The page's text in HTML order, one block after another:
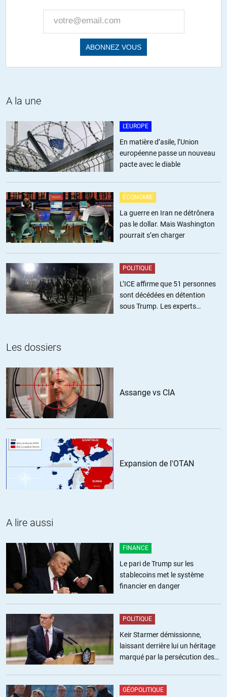
A la une
L'EUROPE
En matière d’asile, l’Union
européenne passe un nouveau
pacte avec le diable
ÉCONOMIE
La guerre en Iran ne détrônera
pas le dollar. Mais Washington
pourrait s’en charger
POLITIQUE
L’ICE affirme que 51 personnes
sont décédées en détention
sous Trump. Les experts
Les dossiers
Assange vs CIA
Expansion de l'OTAN
A lire aussi
FINANCE
Le pari de Trump sur les
stablecoins met le système
financier en danger
POLITIQUE
Keir Starmer démissionne,
laissant derrière lui un héritage
marqué par la persécution des
GÉOPOLITIQUE